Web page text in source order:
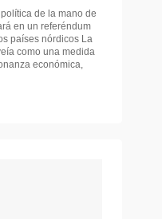
de la mano de
en un referéndum
países nórdicos La
como una medida
económica,